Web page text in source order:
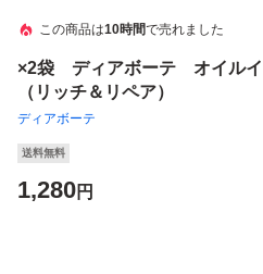
この商品は10時間で売れました
×2袋 ディアボーテ オイルイ
（リッチ＆リペア）
ディアボーテ
送料無料
1,280円